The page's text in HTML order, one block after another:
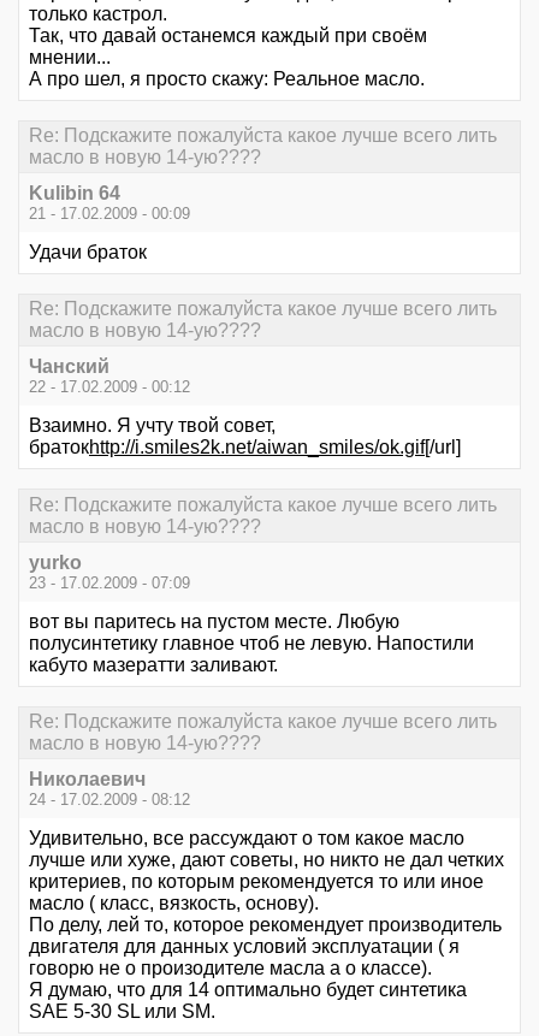
только кастрол.
Так, что давай останемся каждый при своём
мнении...
А про шел, я просто скажу: Реальное масло.
Re: Подскажите пожалуйста какое лучше всего лить
масло в новую 14-ую????
Kulibin 64
21 - 17.02.2009 - 00:09
Удачи браток
Re: Подскажите пожалуйста какое лучше всего лить
масло в новую 14-ую????
Чанский
22 - 17.02.2009 - 00:12
Взаимно. Я учту твой совет,
братокhttp://i.smiles2k.net/aiwan_smiles/ok.gif[/url]
Re: Подскажите пожалуйста какое лучше всего лить
масло в новую 14-ую????
yurko
23 - 17.02.2009 - 07:09
вот вы паритесь на пустом месте. Любую
полусинтетику главное чтоб не левую. Напостили
кабуто мазератти заливают.
Re: Подскажите пожалуйста какое лучше всего лить
масло в новую 14-ую????
Николаевич
24 - 17.02.2009 - 08:12
Удивительно, все рассуждают о том какое масло
лучше или хуже, дают советы, но никто не дал четких
критериев, по которым рекомендуется то или иное
масло ( класс, вязкость, основу).
По делу, лей то, которое рекомендует производитель
двигателя для данных условий эксплуатации ( я
говорю не о произодителе масла а о классе).
Я думаю, что для 14 оптимально будет синтетика
SAE 5-30 SL или SM.